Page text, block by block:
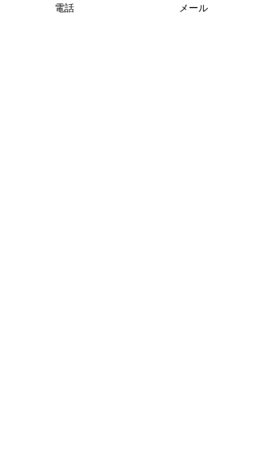
電話 メール